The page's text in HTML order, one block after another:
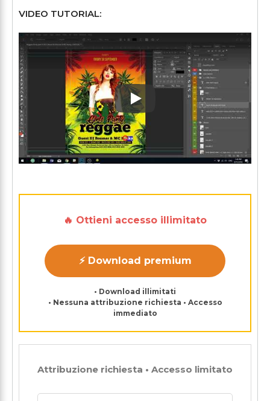
VIDEO TUTORIAL:
Play: Keynote (Google I/O
🔥 Ottieni accesso illimitato
⚡ Download premium
• Download illimitati
• Nessuna attribuzione richiesta • Accesso
immediato
Attribuzione richiesta • Accesso limitato